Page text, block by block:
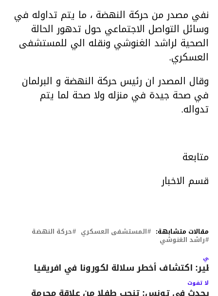
نفي مصدر من حركة النهضة ، ما يتم تداوله في
وسائل التواصل الاجتماعي حول تدهور الحالة
الصحية لراشد الغنوشي ونقله الي للمستشفى
العسكري.
وقال المصدر ان رئيس حركة النهضة و البرلمان
في صحة جيدة في منزله ولا صحة لما يتم
تدواله.
متابعة
قسم الاخبار
مقالات متشابهة: المستشفى العسكري حركة النهضة
راشد الغنوشي
اكتشاف أخطر سلالة لكورونا في افريقيا
لا تفوت